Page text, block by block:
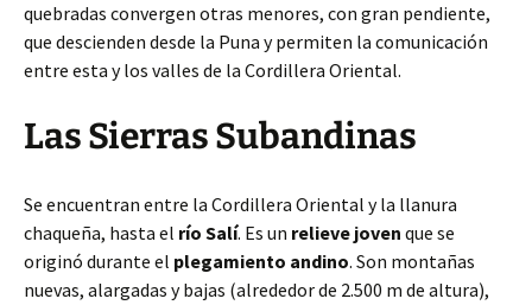
quebradas convergen otras menores, con gran pendiente,
que descienden desde la Puna y permiten la comunicación
entre esta y los valles de la Cordillera Oriental.
Las Sierras Subandinas
Se encuentran entre la Cordillera Oriental y la llanura
chaqueña, hasta el río Salí. Es un relieve joven que se
originó durante el plegamiento andino. Son montañas
nuevas, alargadas y bajas (alrededor de 2.500 m de altura),